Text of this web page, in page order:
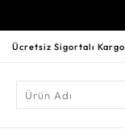
Ücretsiz Sigortalı Kargo